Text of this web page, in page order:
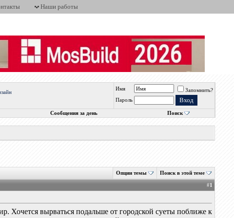
Наши работы
Имя
Запомнить?
Пароль
Сообщения за день Поиск
Опции темы Поиск в этой теме
#1
Хочется вырваться подальше от городской суеты поближе к